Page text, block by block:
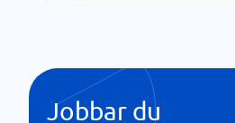
Jobbar du